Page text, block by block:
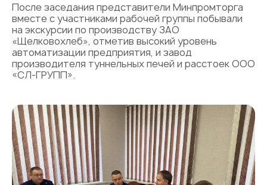
После заседания представители Минпромторга
вместе с участниками рабочей группы побывали
на экскурсии по производству ЗАО
«Щелковохлеб», отметив высокий уровень
автоматизации предприятия, и завод
производителя туннельных печей и расстоек ООО
«СЛ-ГРУПП».